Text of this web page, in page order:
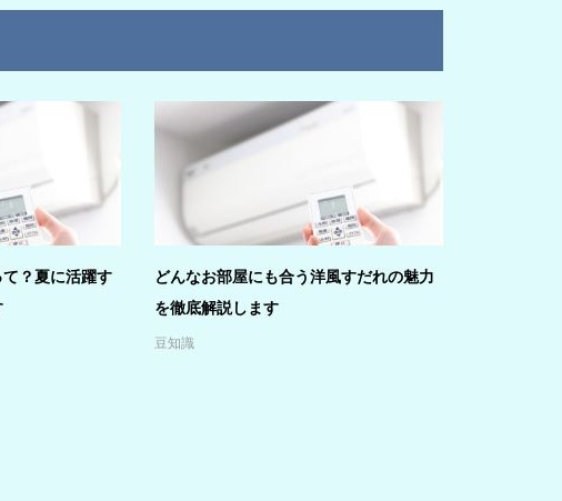
？夏に活躍す
どんなお部屋にも合う洋風すだれの魅力
を徹底解説します
豆知識